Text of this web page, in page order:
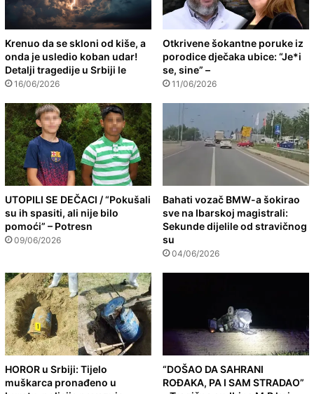
Krenuo da se skloni od kiše, a
onda je usledio koban udar!
Detalji tragedije u Srbiji le
16/06/2026
Otkrivene šokantne poruke iz
porodice dječaka ubice: “Je*i
se, sine” –
11/06/2026
UTOPILI SE DEČACI / “Pokušali
su ih spasiti, ali nije bilo
pomoći” – Potresn
09/06/2026
Bahati vozač BMW-a šokirao
sve na Ibarskoj magistrali:
Sekunde dijelile od stravičnog
su
04/06/2026
HOROR u Srbiji: Tijelo
muškarca pronađeno u
“DOŠAO DA SAHRANI
ROĐAKA, PA I SAM STRADAO”